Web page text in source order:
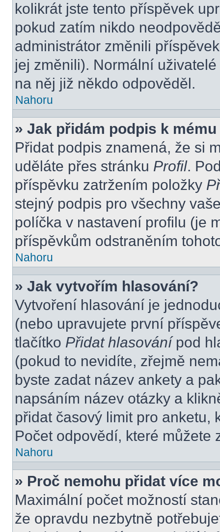
kolikrát jste tento příspěvek
pokud zatím nikdo
administrátor změnili
jej změnili). Normální
na něj již někdo odpověděl.
Nahoru
» Jak přidám podpis k
Přidat podpis znamená, že si
uděláte přes stránku Profil.
příspěvku zatržením položky
stejný podpis pro všechny
políčka v nastavení profilu (je
příspěvkům odstraněním
Nahoru
» Jak vytvořím hlasování?
Vytvoření hlasování je
(nebo upravujete první
tlačítko Přidat hlasovánípod
(pokud to nevidíte, zřejmě
byste zadat název ankety a
napsáním název otázky a
přidat časový limit pro anketu,
Počet odpovědí, které můžete
Nahoru
» Proč nemohu přidat více
Maximální počet možností
že opravdu nezbytně